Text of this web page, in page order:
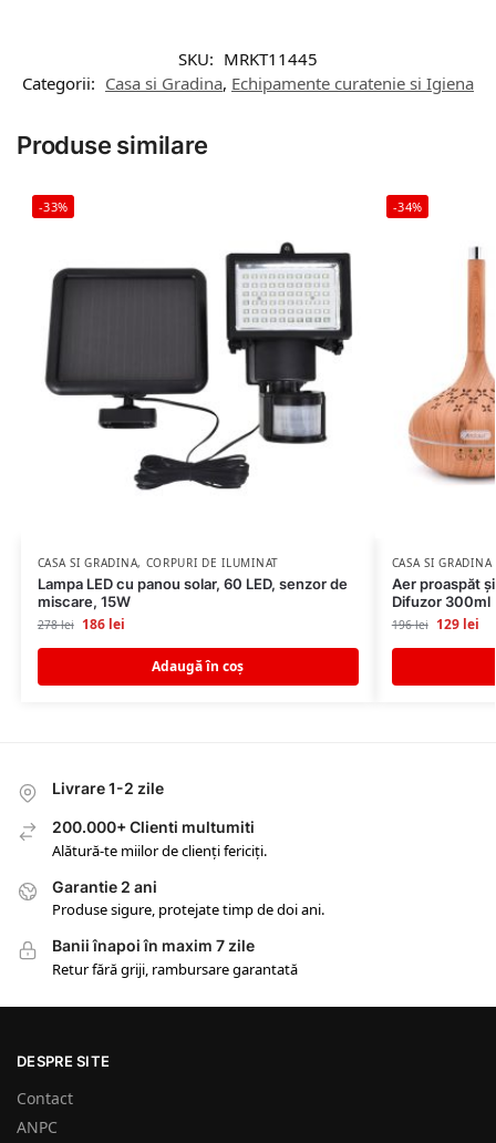
SKU: MRKT11445
Categorii: Casa si Gradina, Echipamente curatenie si Igiena
Produse similare
-33%
CASA SI GRADINA, CORPURI DE ILUMINAT
Lampa LED cu panou solar, 60 LED, senzor de
miscare, 15W
278lei 186 lei
Adaugă în coș
-34%
CASA SI GRADINA
Aer proaspăt
Difuzor 300ml
196lei 129 lei
Livrare 1-2 zile
200.000+ Clienti multumiti
Alătură-te miilor de clienți fericiți.
Garantie 2 ani
Produse sigure, protejate timp de doi ani.
Banii înapoi în maxim 7 zile
Retur fără griji, rambursare garantată
DESPRE SITE
Contact
ANPC